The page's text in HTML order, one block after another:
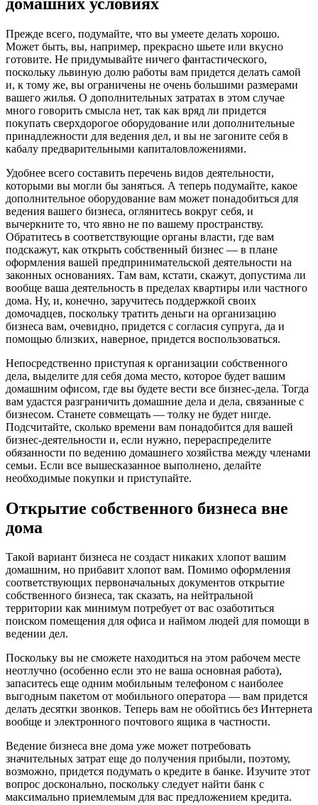
Прежде всего, подумайте, что вы умеете делать хорошо.
Может быть, вы, например, прекрасно шьете или вкусно
готовите. Не придумывайте ничего фантастического,
поскольку львиную долю работы вам придется делать самой
и, к тому же, вы ограничены не очень большими размерами
вашего жилья. О дополнительных затратах в этом случае
много говорить смысла нет, так как вряд ли придется
покупать сверхдорогое оборудование или дополнительные
принадлежности для ведения дел, и вы не загоните себя в
кабалу предварительными капиталовложениями.
Удобнее всего составить перечень видов деятельности,
которыми вы могли бы заняться. А теперь подумайте, какое
дополнительное оборудование вам может понадобиться для
ведения вашего бизнеса, оглянитесь вокруг себя, и
вычеркните то, что явно не по вашему пространству.
Обратитесь в соответствующие органы власти, где вам
подскажут, как открыть собственный бизнес — в плане
оформления вашей предпринимательской деятельности на
законных основаниях. Там вам, кстати, скажут, допустима ли
вообще ваша деятельность в пределах квартиры или частного
дома. Ну, и, конечно, заручитесь поддержкой своих
домочадцев, поскольку тратить деньги на организацию
бизнеса вам, очевидно, придется с согласия супруга, да и
помощью близких, наверное, придется воспользоваться.
Непосредственно приступая к организации собственного
дела, выделите для себя дома место, которое будет вашим
домашним офисом, где вы будете вести все бизнес-дела. Тогда
вам удастся разграничить домашние дела и дела, связанные с
бизнесом. Станете совмещать — толку не будет нигде.
Подсчитайте, сколько времени вам понадобится для вашей
бизнес-деятельности и, если нужно, перераспределите
обязанности по ведению домашнего хозяйства между членами
семьи. Если все вышесказанное выполнено, делайте
необходимые покупки и приступайте.
Открытие собственного бизнеса вне
дома
Такой вариант бизнеса не создаст никаких хлопот вашим
домашним, но прибавит хлопот вам. Помимо оформления
соответствующих первоначальных документов открытие
собственного бизнеса, так сказать, на нейтральной
территории как минимум потребует от вас озаботиться
поиском помещения для офиса и наймом людей для помощи в
ведении дел.
Поскольку вы не сможете находиться на этом рабочем месте
неотлучно (особенно если это не ваша основная работа),
запаситесь еще одним мобильным телефоном с наиболее
выгодным пакетом от мобильного оператора — вам придется
делать десятки звонков. Теперь вам не обойтись без Интернета
вообще и электронного почтового ящика в частности.
Ведение бизнеса вне дома уже может потребовать
значительных затрат еще до получения прибыли, поэтому,
возможно, придется подумать о кредите в банке. Изучите этот
вопрос досконально, поскольку следует найти банк с
максимально приемлемым для вас предложением кредита.